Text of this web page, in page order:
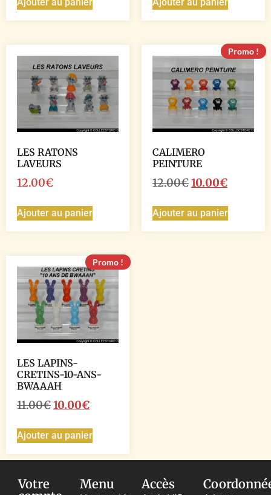
LES RATONS
LAVEURS
12.00€
Ajouter au panier
Promo !
CALIMERO
PEINTURE
12.00€10.00€
Ajouter au panier
Promo !
LES LAPINS-
CRETINS-10-ANS-
BWAAAH
11.00€10.00€
Ajouter au panier
Votre
Menu Accès